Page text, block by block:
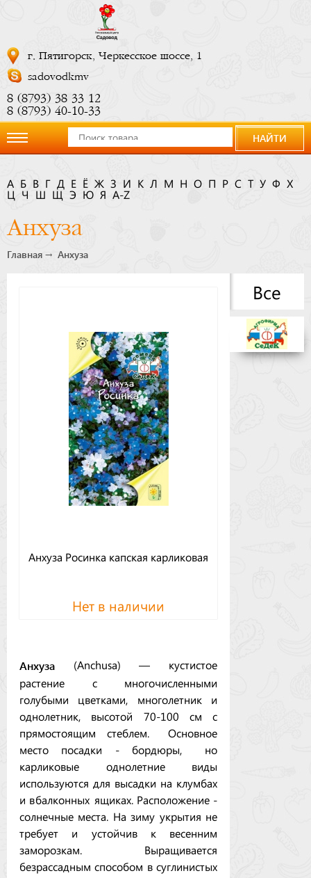
г. Пятигорск, Черкесское шоссе, 1
sadovodkmv
8 (8793) 38 33 12
8 (8793) 40-10-33
компании
Новости
Доставка
Оптовикам
НАЙТИ
А Б В Г Д Е Ё Ж З И К Л М Н О П Р С Т У Ф
Х
Ч Э Ю Я A-Z
Анхуза
Главная Анхуза
Анхуза Росинка капская карликовая
Нет в наличии
Анхуза (Anchusa) — кустистое
растение с многочисленными
голубыми цветками, многолетник и
однолетник, высотой 70-100 см с
прямостоящим стеблем. Основное
место посадки - бордюры, но
карликовые однолетние виды
используются для высадки на клумбах
и в балконных ящиках. Расположение -
солнечные места. На зиму укрытия не
требует и устойчив к весенним
заморозкам. Выращивается
безрассадным способом в суглинистых
Все